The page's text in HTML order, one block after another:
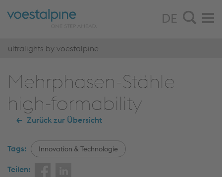
DE
ultralights by voestalpine
Mehrphasen-Stähle
high-formability
Zurück zur Übersicht
Tags: Innovation & Technologie
Teilen: